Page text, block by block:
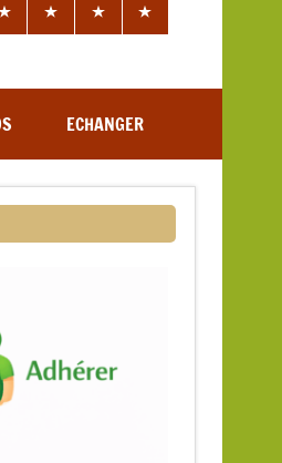
ECHANGER